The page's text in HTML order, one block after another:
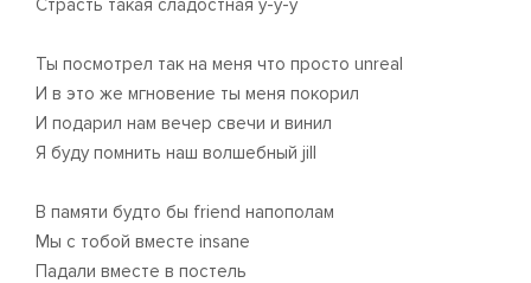
Страсть такая сладостная у-у-у
Ты посмотрел так на меня что просто unreal
И в это же мгновение ты меня покорил
И подарил нам вечер свечи и винил
Я буду помнить наш волшебный jill
В памяти будто бы friend напополам
Мы с тобой вместе insane
Падали вместе в постель